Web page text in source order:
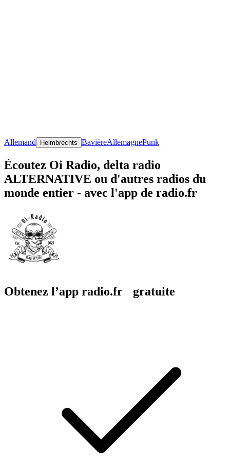
Allemand Helmbrechts BavièreAllemagnePunk
Écoutez Oi Radio, delta radio
ALTERNATIVE ou d'autres radios du
monde entier - avec l'app de radio.fr
Obtenez l’app radio.fr gratuite